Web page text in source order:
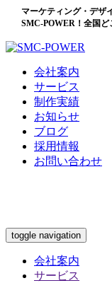
マーケティング・デザ
SMC-POWER！全国ど
会社案内
サービス
制作実績
お知らせ
ブログ
採用情報
お問い合わせ
toggle navigation
会社案内
サービス